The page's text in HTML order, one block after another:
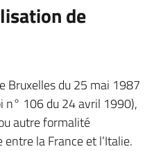
de
Bruxelles du 25 mai 1987
n° 106 du 24 avril 1990),
autre formalité
la France et l’Italie.